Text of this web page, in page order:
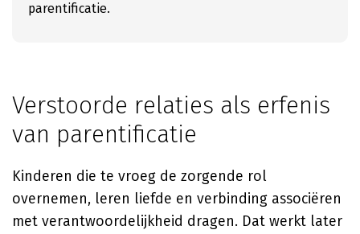
parentificatie.
Verstoorde relaties als erfenis
van parentificatie
Kinderen die te vroeg de zorgende rol
overnemen, leren liefde en verbinding associëren
met verantwoordelijkheid dragen. Dat werkt later